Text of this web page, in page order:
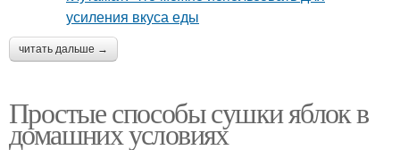
читать дальше →
Простые способы сушки яблок в
домашних условиях